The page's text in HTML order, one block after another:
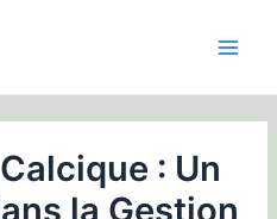
: Un
la Gestion